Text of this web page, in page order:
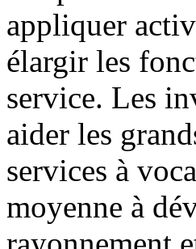
appliquer
élargir les
service. Les
aider les
services à
moyenne à